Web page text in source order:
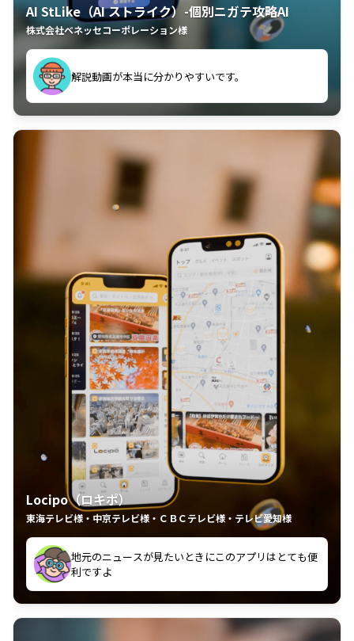
AI StLike（AI ストライク）-個別ニガテ攻略AI
株式会社ベネッセコーポレーション様
古文漢文を主に使わせていただいているが、復習する
のに非常に役立っている。
解説動画が本当に分かりやすいです。
Locipo（ロキポ）
東海テレビ様・中京テレビ様・ＣＢＣテレビ様・テレビ愛知様
中京テレビのおもしろ番組が視聴可能地域外からも見
れるの嬉しいポイント
いつも利用させていただいております！